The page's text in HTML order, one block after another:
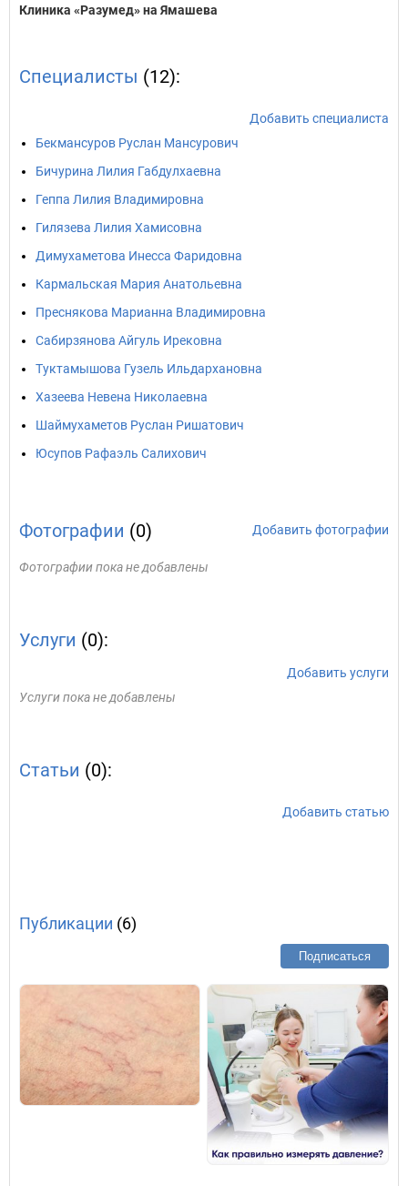
Клиника «Разумед» на Ямашева
Специалисты (12):
Добавить специалиста
Бекмансуров Руслан Мансурович
Бичурина Лилия Габдулхаевна
Геппа Лилия Владимировна
Гилязева Лилия Хамисовна
Димухаметова Инесса Фаридовна
Кармальская Мария Анатольевна
Преснякова Марианна Владимировна
Сабирзянова Айгуль Ирековна
Туктамышова Гузель Ильдархановна
Хазеева Невена Николаевна
Шаймухаметов Руслан Ришатович
Юсупов Рафаэль Салихович
Фотографии (0) Добавить фотографии
Фотографии пока не добавлены
Услуги (0):
Добавить услуги
Услуги пока не добавлены
Статьи (0):
Добавить статью
Публикации (6)
Подписаться